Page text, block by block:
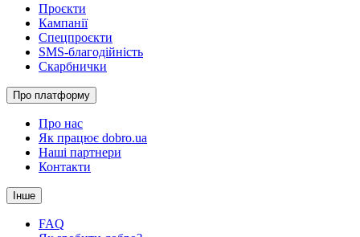
Проєкти
Кампанії
Спецпроєкти
SMS-благодійність
Скарбнички
Про платформу
Про нас
Як працює dobro.ua
Наші партнери
Контакти
Інше
FAQ